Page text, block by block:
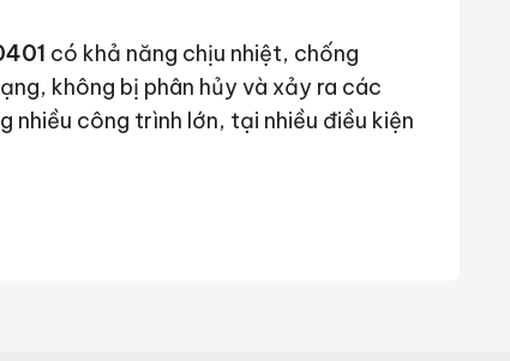
có khả năng chịu nhiệt, chống
không bị phân hủy và xảy ra các
nhiều công trình lớn, tại nhiều điều kiện